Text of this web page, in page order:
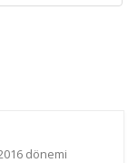
dönemi